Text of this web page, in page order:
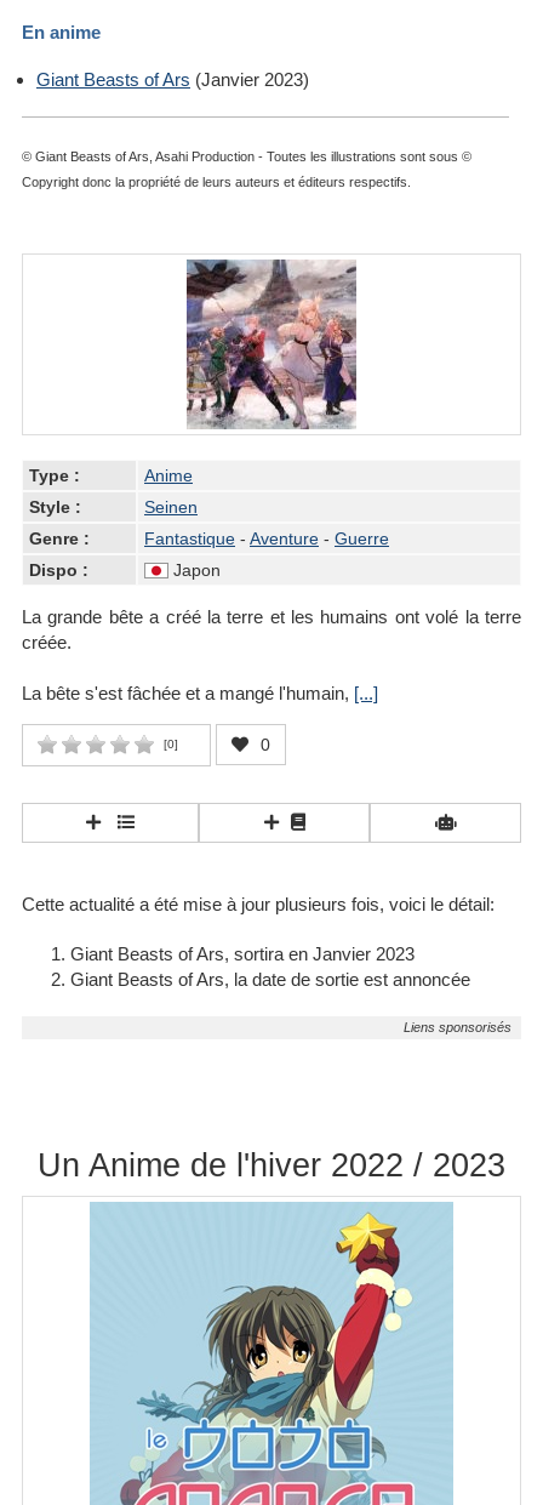
En anime
Giant Beasts of Ars (Janvier 2023)
© Giant Beasts of Ars, Asahi Production - Toutes les illustrations sont sous ©
Copyright donc la propriété de leurs auteurs et éditeurs respectifs.
Type :
Anime
Style :
Seinen
Genre :
Fantastique - Aventure - Guerre
Dispo :
Japon
La grande bête a créé la terre et les humains ont volé la terre
créée.
La bête s'est fâchée et a mangé l'humain, [...]
[0] 0
Cette actualité a été mise à jour plusieurs fois, voici le détail:
Giant Beasts of Ars, sortira en Janvier 2023
Giant Beasts of Ars, la date de sortie est annoncée
Un Anime de l'hiver 2022 / 2023